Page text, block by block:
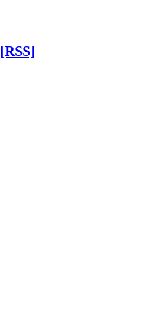
[RSS]